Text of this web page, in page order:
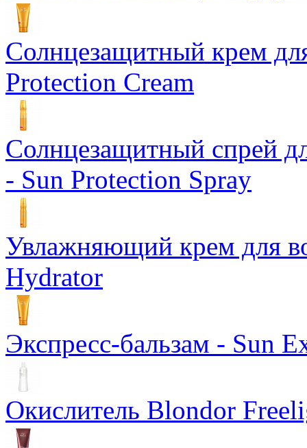
Солнцезащитный крем
Protection Cream
Солнцезащитный спрей
- Sun Protection Spray
Увлажняющий крем для
Hydrator
Экспресс-бальзам - Sun
Окислитель Blondor